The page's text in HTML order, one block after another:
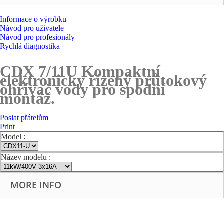
Informace o výrobku
Návod pro uživatele
Návod pro profesionály
Rychlá diagnostika
CDX 7/11U Kompaktní
elektronicky řízený průtokový
ohřívač vody pro spodní
montáž.
Poslat přátelům
Print
Model :
Název modelu :
MORE INFO